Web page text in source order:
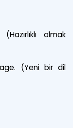
olmak
(Yeni bir dil